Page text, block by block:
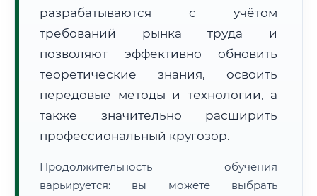
Расчет логистики оригиналов:
• Маршрут транзита:~2 412 км
• Экспресс-доставка СДЭК / Почтой: 3–5 рабочих дней
📜 Документы и аккредитация ФИС ФРДО
Нажмите на документ для увеличения и просмотра
разрабатываются с учётом
требований рынка труда и
позволяют эффективно обновить
теоретические знания, освоить
передовые методы и технологии, а
также значительно расширить
профессиональный кругозор.
Продолжительность обучения
варьируется: вы можете выбрать